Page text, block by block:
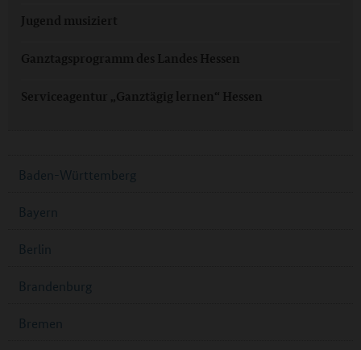
Jugend musiziert
Ganztagsprogramm des Landes Hessen
Serviceagentur „Ganztägig lernen“ Hessen
Baden-Württemberg
Bayern
Berlin
Brandenburg
Bremen